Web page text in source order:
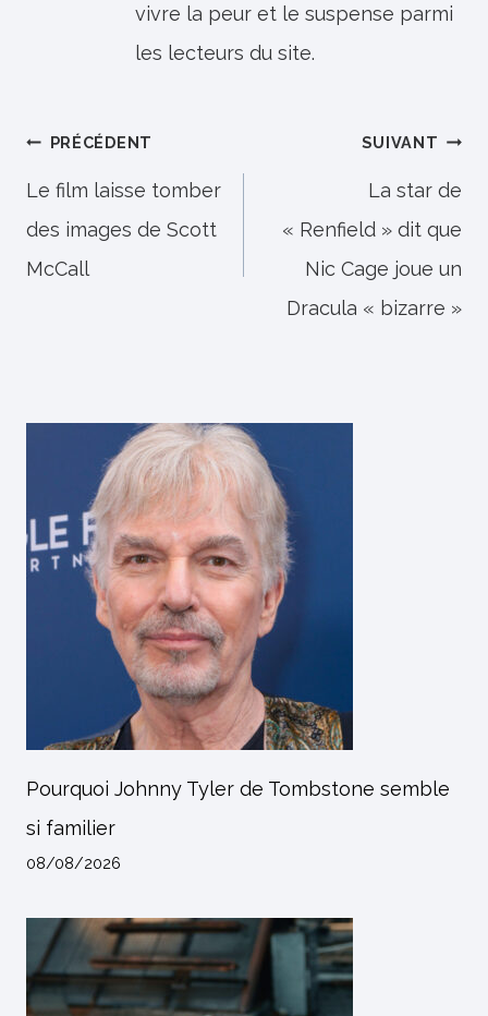
vivre la peur et le suspense parmi
les lecteurs du site.
Navigation
de
l’article
PRÉCÉDENT
Le film laisse tomber
des images de Scott
McCall
SUIVANT
La star de
« Renfield » dit que
Nic Cage joue un
Dracula « bizarre »
Pourquoi Johnny Tyler de Tombstone semble
si familier
08/08/2026